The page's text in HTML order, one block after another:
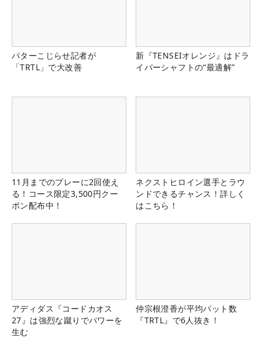
パターこじらせ記者が
「TRTL」で大改善
新『TENSEIオレンジ』はドラ
イバーシャフトの“最適解”
11月までのプレーに2回使え
る！コース限定3,500円クー
ポン配布中！
ネクストヒロイン選手とラウ
ンドできるチャンス！詳しく
はこちら！
アディダス『コードカオス
27』は強烈な蹴りでパワーを
生む
仲宗根澄香が平均パット数
『TRTL』で6人抜き！